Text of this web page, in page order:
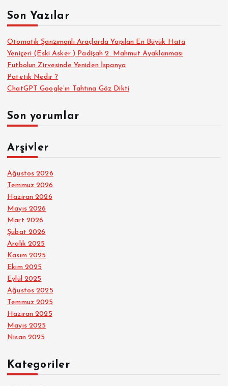
:Son Yazılar
Otomatik Şanzımanlı Araçlarda Yapılan En Büyük Hata
Yeniçeri (Eski Asker ) Padişah 2. Mahmut Ayaklanması
Futbolun Zirvesinde Yeniden İspanya
Patetik Nedir ?
ChatGPT Google’ın Tahtına Göz Dikti
Son yorumlar
Arşivler
Ağustos 2026
Temmuz 2026
Haziran 2026
Mayıs 2026
Mart 2026
Şubat 2026
Aralık 2025
Kasım 2025
Ekim 2025
Eylül 2025
Ağustos 2025
Temmuz 2025
Haziran 2025
Mayıs 2025
Nisan 2025
Kategoriler